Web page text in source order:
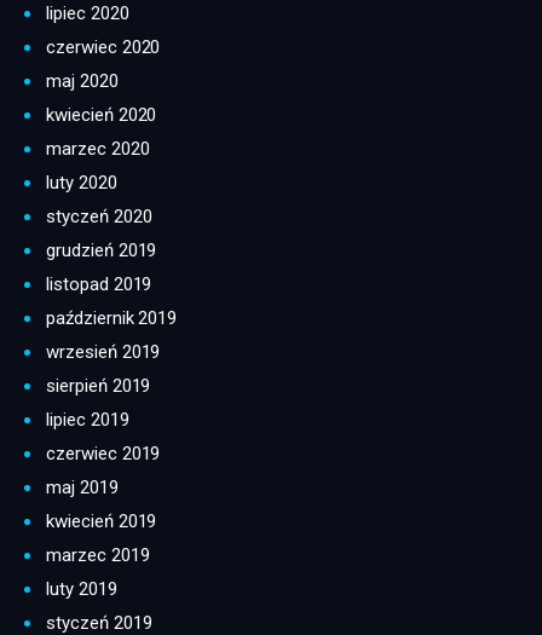
lipiec 2020
czerwiec 2020
maj 2020
kwiecień 2020
marzec 2020
luty 2020
styczeń 2020
grudzień 2019
listopad 2019
październik 2019
wrzesień 2019
sierpień 2019
lipiec 2019
czerwiec 2019
maj 2019
kwiecień 2019
marzec 2019
luty 2019
styczeń 2019